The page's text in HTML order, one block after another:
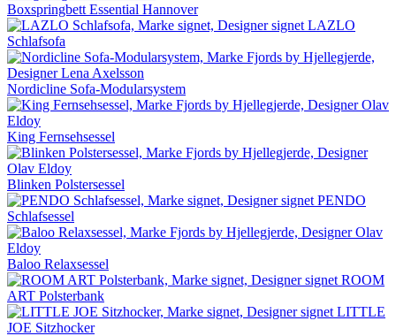
Boxspringbett Essential Hannover
LAZLO
Schlafsofa
Nordicline Sofa-Modularsystem
King Fernsehsessel
Blinken Polstersessel
PENDO
Schlafsessel
Baloo Relaxsessel
ROOM
ART Polsterbank
LITTLE
JOE Sitzhocker